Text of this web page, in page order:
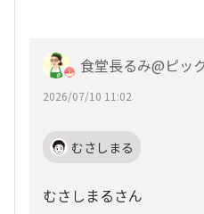
食堂長るみ@ピッ
2026/07/10 11:02
むさしまる
むさしまるさん